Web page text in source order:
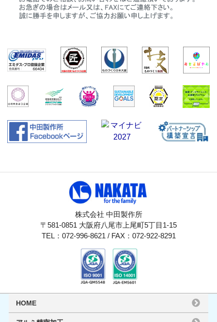
株式会社 中田製作所
〒581-0851 大阪府八尾市上尾町5丁目1-15
TEL：072-996-8621 / FAX：072-922-8291
HOME